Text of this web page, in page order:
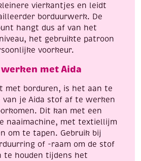
vierkantjes en leidt
borduurwerk. De
hangt dus af van het
het gebruikte patroon
voorkeur.
met Aida
met borduren, is het aan te
van je Aida stof af te werken
Dit kan met een
naaimachine, met textiellijm
om te tapen. Gebruik bij
of -raam om de stof
te houden tijdens het